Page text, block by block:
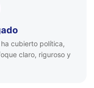
cubierto política,
claro, riguroso y